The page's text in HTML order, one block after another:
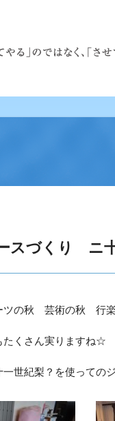
スづくり ニ
の秋 芸術の秋 行
たくさん実りますね☆
世紀梨？を使っての